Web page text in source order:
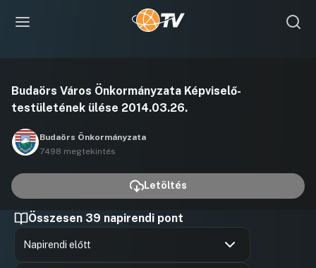
lejátszása
Budaörs Város Önkormányzata Képviselő-
testületének ülése 2014.03.26.
Budaörs Önkormányzata
7498 megtekintés
Letöltés
Összesen 39 napirendi pont
Napirendi előtt